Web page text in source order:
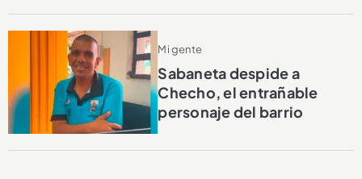
Mi gente
Sabaneta despide a
Checho, el entrañable
personaje del barrio